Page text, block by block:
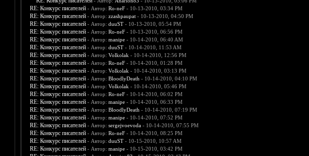
RE: Конкурс писателей - Автор: Ro-neF- 10-13-2010, 03:34 PM
RE: Конкурс писателей - Автор: zzashpaupat- 10-13-2010, 04:50 PM
RE: Конкурс писателей - Автор: duuST- 10-13-2010, 05:54 PM
RE: Конкурс писателей - Автор: Ro-neF- 10-13-2010, 06:56 PM
RE: Конкурс писателей - Автор: manipe- 10-14-2010, 06:40 AM
RE: Конкурс писателей - Автор: duuST- 10-14-2010, 11:53 AM
RE: Конкурс писателей - Автор: Volkolak - 10-14-2010, 12:56 PM
RE: Конкурс писателей - Автор: Ro-neF- 10-14-2010, 01:28 PM
RE: Конкурс писателей - Автор: Volkolak - 10-14-2010, 03:13 PM
RE: Конкурс писателей - Автор: BloodlyDeath - 10-14-2010, 04:10 PM
RE: Конкурс писателей - Автор: Volkolak - 10-14-2010, 05:46 PM
RE: Конкурс писателей - Автор: Ro-neF- 10-14-2010, 06:02 PM
RE: Конкурс писателей - Автор: manipe- 10-14-2010, 06:33 PM
RE: Конкурс писателей - Автор: BloodlyDeath - 10-14-2010, 07:19 PM
RE: Конкурс писателей - Автор: manipe- 10-14-2010, 07:52 PM
RE: Конкурс писателей - Автор: sergejvoevoda- 10-14-2010, 07:55 PM
RE: Конкурс писателей - Автор: Ro-neF- 10-14-2010, 08:25 PM
RE: Конкурс писателей - Автор: duuST- 10-15-2010, 10:57 AM
RE: Конкурс писателей - Автор: manipe- 10-15-2010, 03:42 PM